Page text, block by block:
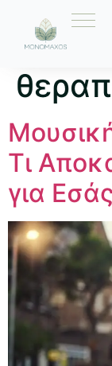
Τι
για Εσάς